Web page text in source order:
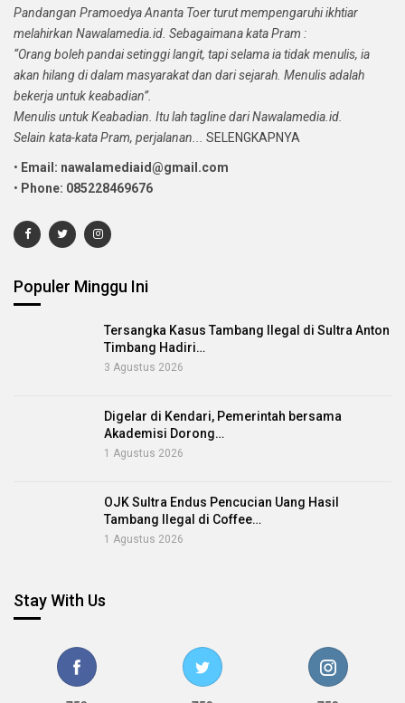
Pandangan Pramoedya Ananta Toer turut mempengaruhi ikhtiar
melahirkan Nawalamedia.id. Sebagaimana kata Pram :
“Orang boleh pandai setinggi langit, tapi selama ia tidak menulis, ia
akan hilang di dalam masyarakat dan dari sejarah. Menulis adalah
bekerja untuk keabadian”.
Menulis untuk Keabadian. Itu lah tagline dari Nawalamedia.id.
Selain kata-kata Pram, perjalanan...
SELENGKAPNYA
• Email: nawalamediaid@gmail.com
• Phone: 085228469676
Populer Minggu Ini
Tersangka Kasus Tambang Ilegal di Sultra Anton
Timbang Hadiri…
3 Agustus 2026
Digelar di Kendari, Pemerintah bersama
Akademisi Dorong…
1 Agustus 2026
OJK Sultra Endus Pencucian Uang Hasil
Tambang Ilegal di Coffee…
1 Agustus 2026
Stay With Us